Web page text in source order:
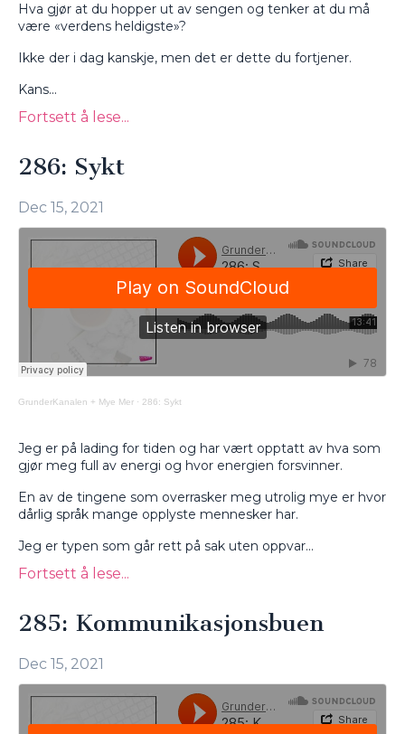
Hva gjør at du hopper ut av sengen og tenker at du må
være «verdens heldigste»?
Ikke der i dag kanskje, men det er dette du fortjener.
Kans...
Fortsett å lese...
286: Sykt
Dec 15, 2021
GrunderKanalen + Mye Mer · 286: Sykt
Jeg er på lading for tiden og har vært opptatt av hva som
gjør meg full av energi og hvor energien forsvinner.
En av de tingene som overrasker meg utrolig mye er hvor
dårlig språk mange opplyste mennesker har.
Jeg er typen som går rett på sak uten oppvar...
Fortsett å lese...
285: Kommunikasjonsbuen
Dec 15, 2021